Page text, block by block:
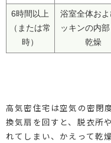
6時間以上
（または常
時）
浴室全体お
ッキンの内
乾燥
高気密住宅は空気の密閉
換気扇を回すと、脱衣所
れてしまい、かえって乾